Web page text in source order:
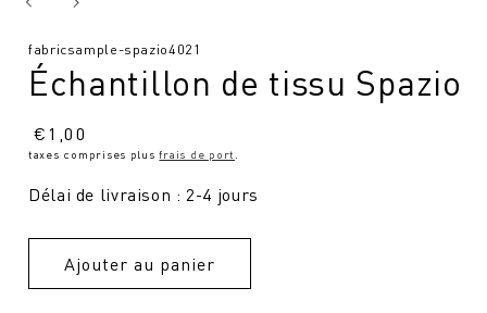
SKU
fabricsample-spazio4021
Échantillon de tissu Spazio
Prix
normal
€1,00
taxes comprises plusfrais de port
Délai de livraison : 2-4 jours
Ajouter au panier